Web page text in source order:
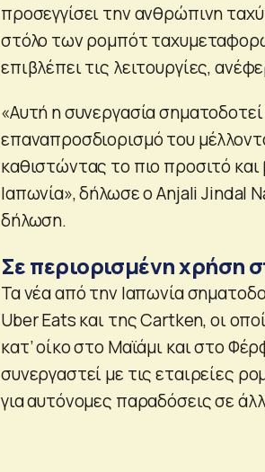
προσεγγίσει την ανθρώπινη
στόλο των ρομπότ
επιβλέπει τις λειτουργίες,
«Αυτή η συνεργασία
επαναπροσδιορισμό του
καθιστώντας το πιο προσιτό
Ιαπωνία», δήλωσε ο Anjali Jindal
δήλωση.
Σε περιορισμένη χρήση
Τα νέα από την Ιαπωνία
Uber Eats και της Cartken, οι
κατ’ οίκο στο Μαϊάμι και στο
συνεργαστεί με τις εταιρείες
για αυτόνομες παραδόσεις σε